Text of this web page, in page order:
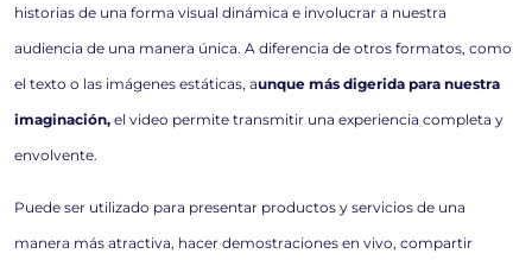
historias de una forma visual dinámica e involucrar a nuestra
audiencia de una manera única. A diferencia de otros formatos, como
el texto o las imágenes estáticas, aunque más digerida para nuestra
imaginación, el video permite transmitir una experiencia completa y
envolvente.
Puede ser utilizado para presentar productos y servicios de una
manera más atractiva, hacer demostraciones en vivo, compartir